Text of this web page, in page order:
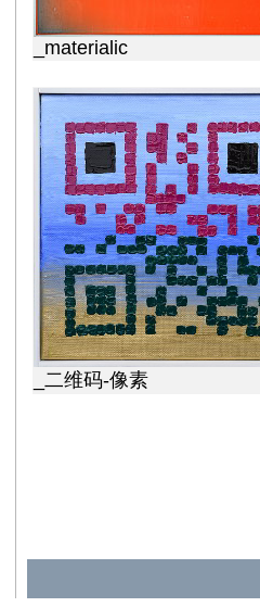
_materialic
_二维码-像素